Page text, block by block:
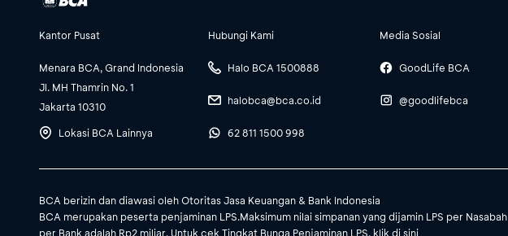
Kantor Pusat
Menara BCA, Grand Indonesia
Jl. MH Thamrin No. 1
Jakarta 10310
Lokasi BCA Lainnya
Hubungi Kami
Halo BCA 1500888
halobca@bca.co.id
62 811 1500 998
Media Sosial
GoodLife BCA
@goodlifebca
BCA berizin dan diawasi oleh Otoritas Jasa Keuangan & Bank Indonesia
BCA merupakan peserta penjaminan LPS.Maksimum nilai simpanan yang dijamin LPS per Nasabah
per Bank adalah Rp2 miliar. Untuk cek Tingkat Bunga Penjaminan LPS, klikdi sini